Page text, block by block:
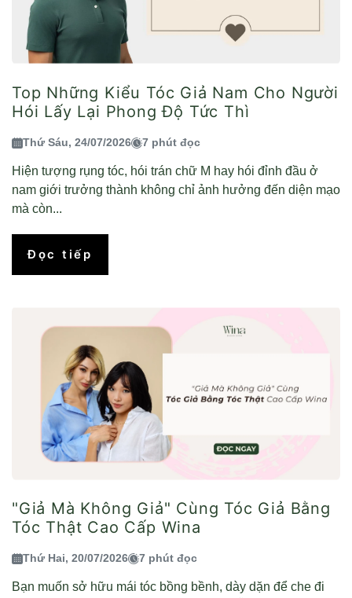
Top Những Kiểu Tóc Giả Nam Cho Người
Hói Lấy Lại Phong Độ Tức Thì
Thứ Sáu, 24/07/2026 7 phút đọc
Hiện tượng rụng tóc, hói trán chữ M hay hói đỉnh đầu ở
nam giới trưởng thành không chỉ ảnh hưởng đến diện mạo
mà còn...
Đọc tiếp
"Giả Mà Không Giả" Cùng Tóc Giả Bằng
Tóc Thật Cao Cấp Wina
Thứ Hai, 20/07/2026 7 phút đọc
Bạn muốn sở hữu mái tóc bồng bềnh, dày dặn để che đi